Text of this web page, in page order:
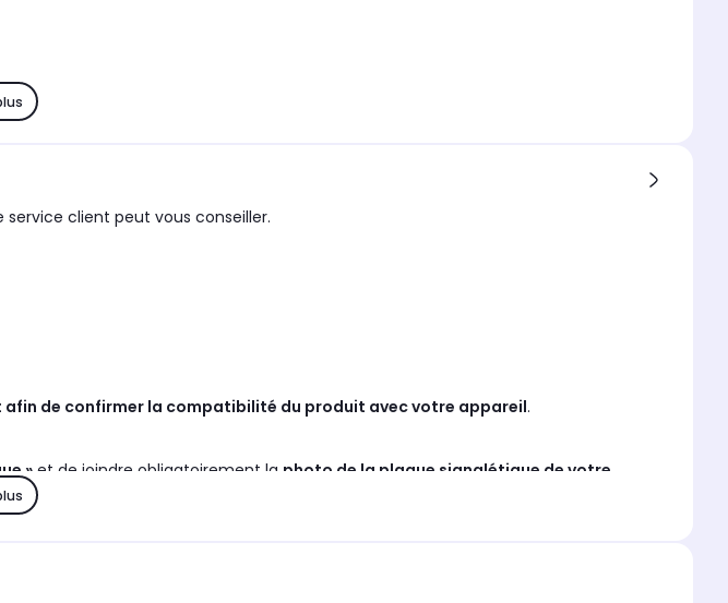
client peut vous conseiller.
de confirmer la compatibilité du produit avec votre appareil.
»et de joindre obligatoirement la photo de la plaque signalétique de votre